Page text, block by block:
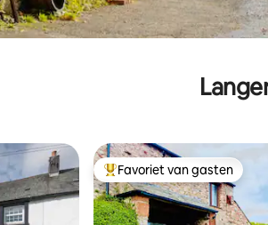
Topfavoriet van gasten
Favoriet van gasten